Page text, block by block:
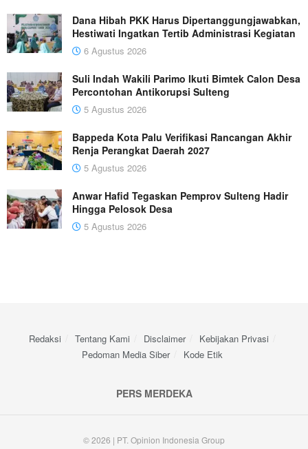
Dana Hibah PKK Harus Dipertanggungjawabkan,
Hestiwati Ingatkan Tertib Administrasi Kegiatan
6 Agustus 2026
Suli Indah Wakili Parimo Ikuti Bimtek Calon Desa
Percontohan Antikorupsi Sulteng
5 Agustus 2026
Bappeda Kota Palu Verifikasi Rancangan Akhir
Renja Perangkat Daerah 2027
5 Agustus 2026
Anwar Hafid Tegaskan Pemprov Sulteng Hadir
Hingga Pelosok Desa
5 Agustus 2026
Redaksi Tentang Kami Disclaimer
Kebijakan Privasi
Pedoman Media Siber
Kode Etik
PERS MERDEKA
© 2026 | PT. Opinion Indonesia Group